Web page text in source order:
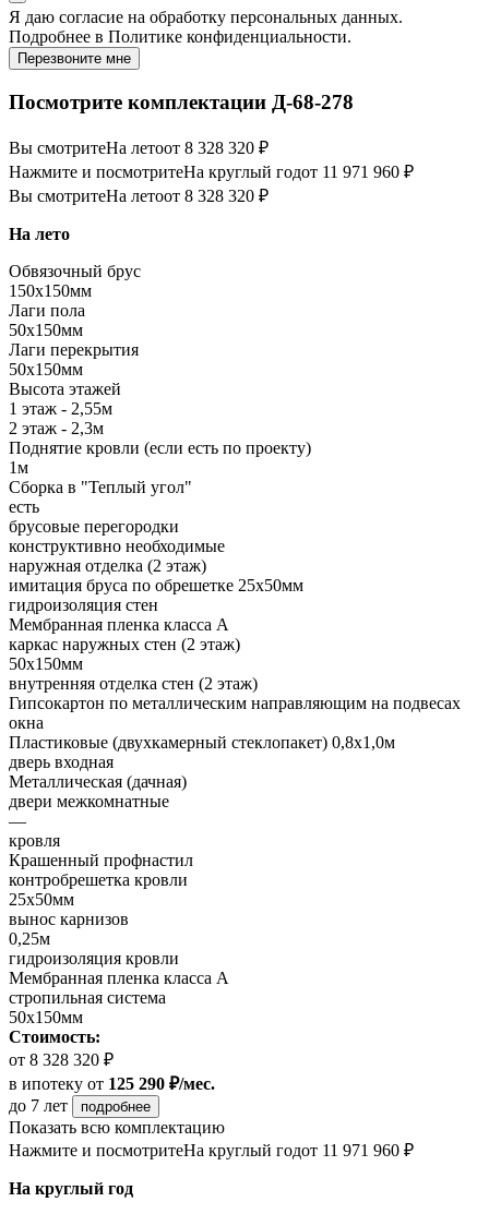
Я даю согласие на обработку персональных данных.
Подробнее в Политике конфиденциальности.
Перезвоните мне
Посмотрите комплектации Д-68-278
Вы смотритеНа летоот 8 328 320 ₽
Нажмите и посмотритеНа круглый годот 11 971 960 ₽
Вы смотритеНа летоот 8 328 320 ₽
На лето
Обвязочный брус
150х150мм
Лаги пола
50х150мм
Лаги перекрытия
50х150мм
Высота этажей
1 этаж - 2,55м
2 этаж - 2,3м
Поднятие кровли (если есть по проекту)
1м
Сборка в "Теплый угол"
есть
брусовые перегородки
конструктивно необходимые
наружная отделка (2 этаж)
имитация бруса по обрешетке 25х50мм
гидроизоляция стен
Мембранная пленка класса А
каркас наружных стен (2 этаж)
50х150мм
внутренняя отделка стен (2 этаж)
Гипсокартон по металлическим направляющим на подвесах
окна
Пластиковые (двухкамерный стеклопакет) 0,8х1,0м
дверь входная
Металлическая (дачная)
двери межкомнатные
—
кровля
Крашенный профнастил
контробрешетка кровли
25х50мм
вынос карнизов
0,25м
гидроизоляция кровли
Мембранная пленка класса А
стропильная система
50х150мм
Стоимость:
от 8 328 320 ₽
в ипотеку от 125 290 ₽/мес.
до 7 лет
подробнее
Показать всю комплектацию
Нажмите и посмотритеНа круглый годот 11 971 960 ₽
На круглый год